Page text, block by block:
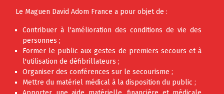
Le Maguen David Adom France a pour objet de :
Contribuer à l'amélioration des conditions de vie des
personnes ;
Former le public aux gestes de premiers secours et à
l'utilisation de défibrillateurs ;
Organiser des conférences sur le secourisme ;
Mettre du matériel médical à la disposition du public ;